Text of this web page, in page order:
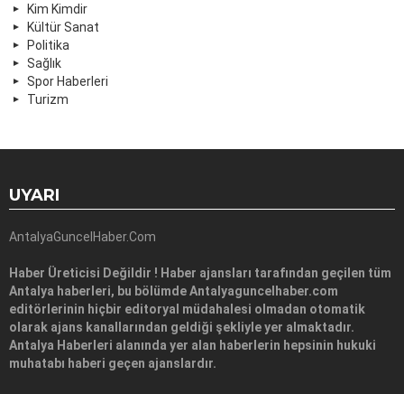
Kim Kimdir
Kültür Sanat
Politika
Sağlık
Spor Haberleri
Turizm
UYARI
AntalyaGuncelHaber.Com
Haber Üreticisi Değildir ! Haber ajansları tarafından geçilen tüm
Antalya haberleri, bu bölümde Antalyaguncelhaber.com
editörlerinin hiçbir editoryal müdahalesi olmadan otomatik
olarak ajans kanallarından geldiği şekliyle yer almaktadır.
Antalya Haberleri alanında yer alan haberlerin hepsinin hukuki
muhatabı haberi geçen ajanslardır.